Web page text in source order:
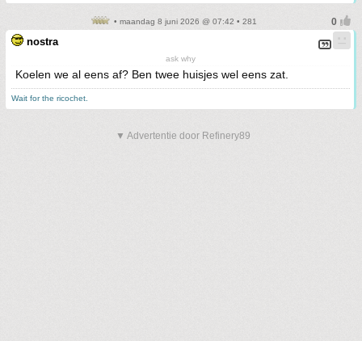
• maandag 8 juni 2026 @ 07:42 • 281
nostra
ask why
Koelen we al eens af? Ben twee huisjes wel eens zat.
Wait for the ricochet.
▼ Advertentie door Refinery89